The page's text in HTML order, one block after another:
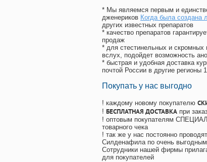
* Мы являемся первым и
дженериков Когда была создана
других известных препаратов
* качество препаратов
продаж
* для стестинельных и скромных
вслух, подойдет возможность
* быстрая и удобная доставка
почтой России в другие регионы
Покупать у нас выгодно
! каждому новому покупателю
! БЕСПЛАТНАЯ ДОСТАВКА при
! оптовым покупателям
товарного чека
! так же у нас постоянно
Силденафила по очень
Cотрудники нашей фирмы
для покупателей